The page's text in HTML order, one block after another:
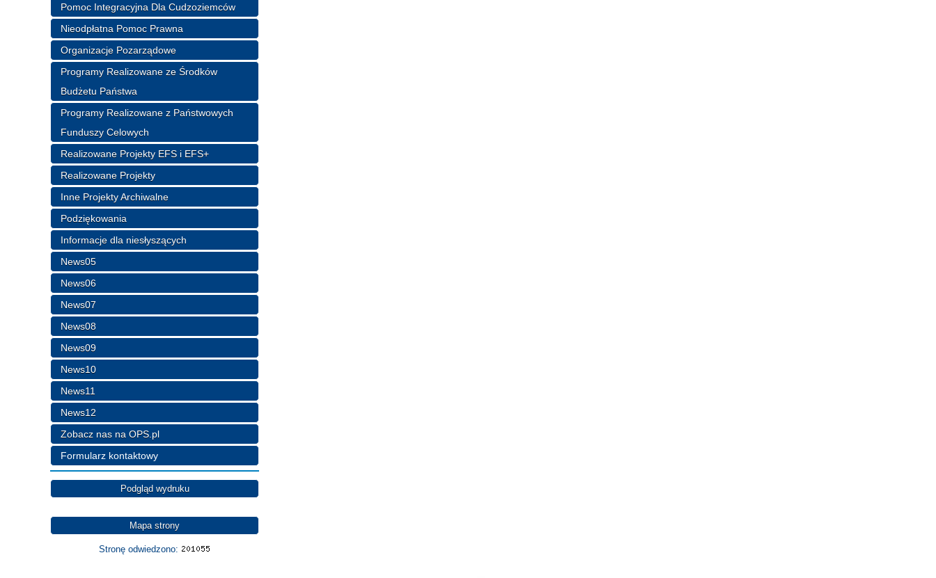
Pomoc Integracyjna Dla Cudzoziemców
Nieodpłatna Pomoc Prawna
Organizacje Pozarządowe
Programy Realizowane ze Środków
Budżetu Państwa
Programy Realizowane z Państwowych
Funduszy Celowych
Realizowane Projekty EFS i EFS+
Realizowane Projekty
Inne Projekty Archiwalne
Podziękowania
Informacje dla niesłyszących
News05
News06
News07
News08
News09
News10
News11
News12
Zobacz nas na OPS.pl
Formularz kontaktowy
Podgląd wydruku
Mapa strony
Stronę odwiedzono: